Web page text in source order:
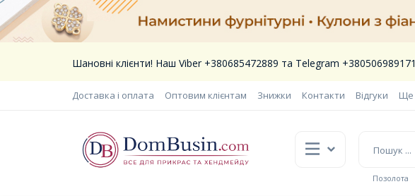
Шановні клієнти! Наш Viber +380685472889 та Telegram +380506989171
Доставка і оплата Оптовим клієнтам Знижки Контакти Відгуки Ще
Позолота